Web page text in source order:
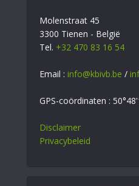
Molenstraat 45
3300 Tienen - België
Tel. +32 470 83 16 54
Email : info@kbivb.be /
GPS-coördinaten :
Disclaimer
Privacybeleid